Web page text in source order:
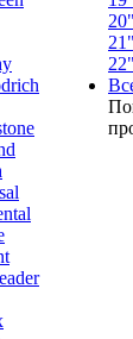
20"
21"
22"